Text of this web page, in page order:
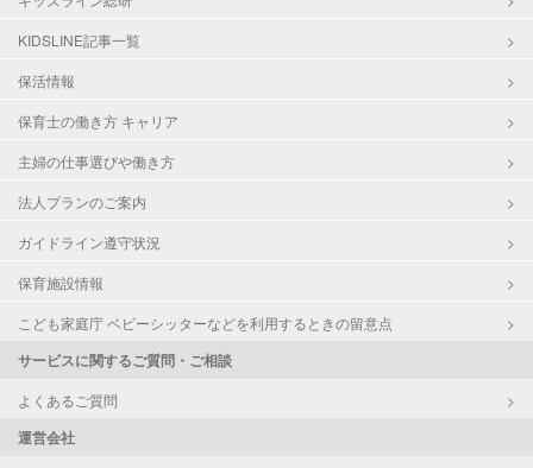
KIDSLINE記事一覧
保活情報
保育士の働き方 キャリア
主婦の仕事選びや働き方
法人プランのご案内
ガイドライン遵守状況
保育施設情報
こども家庭庁 ベビーシッターなどを利用するときの留意点
サービスに関するご質問・ご相談
よくあるご質問
運営会社